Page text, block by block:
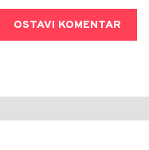
OSTAVI KOMENTAR